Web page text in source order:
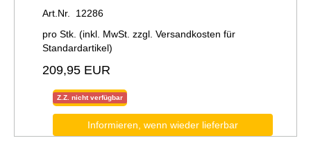
Art.Nr. 12286
pro Stk. (inkl. MwSt. zzgl. Versandkosten für
Standardartikel)
209,95 EUR
Z.Z. nicht verfügbar
Informieren, wenn wieder lieferbar